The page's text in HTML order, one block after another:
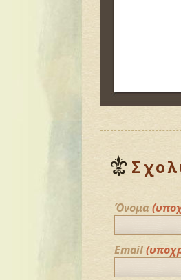
Όνομα
Email